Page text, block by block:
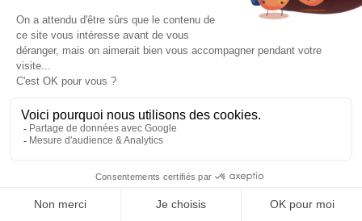
FISCALITÉ
Le régime fiscal de la société par
actions simplifiée
Le choix de structurer juridiquement son activité sous la
ayant connaissance du régime fiscal applicable à cette